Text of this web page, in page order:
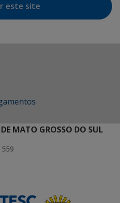
este site
MATO GROSSO DO SUL